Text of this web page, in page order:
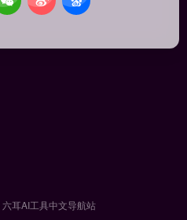
六耳AI工具中文导航站